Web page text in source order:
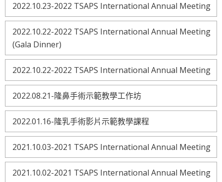
2022.10.23-2022 TSAPS International Annual Meeting
2022.10.22-2022 TSAPS International Annual Meeting
(Gala Dinner)
2022.10.22-2022 TSAPS International Annual Meeting
2022.08.21-隆鼻手術示範教學工作坊
2022.01.16-隆乳手術影片示範教學課程
2021.10.03-2021 TSAPS International Annual Meeting
2021.10.02-2021 TSAPS International Annual Meeting